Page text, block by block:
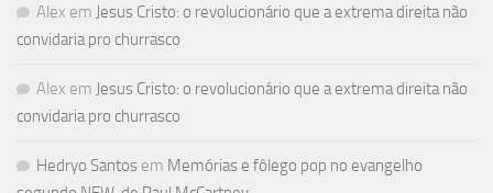
Alex em Jesus Cristo: o revolucionário que a extrema direita não
convidaria pro churrasco
Alex em Jesus Cristo: o revolucionário que a extrema direita não
convidaria pro churrasco
Hedryo Santos em Memórias e fôlego pop no evangelho